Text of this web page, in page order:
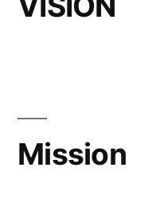
Mission